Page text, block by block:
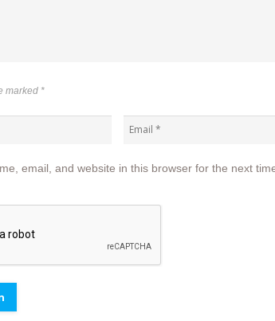
marked *
email, and website in this browser for the next